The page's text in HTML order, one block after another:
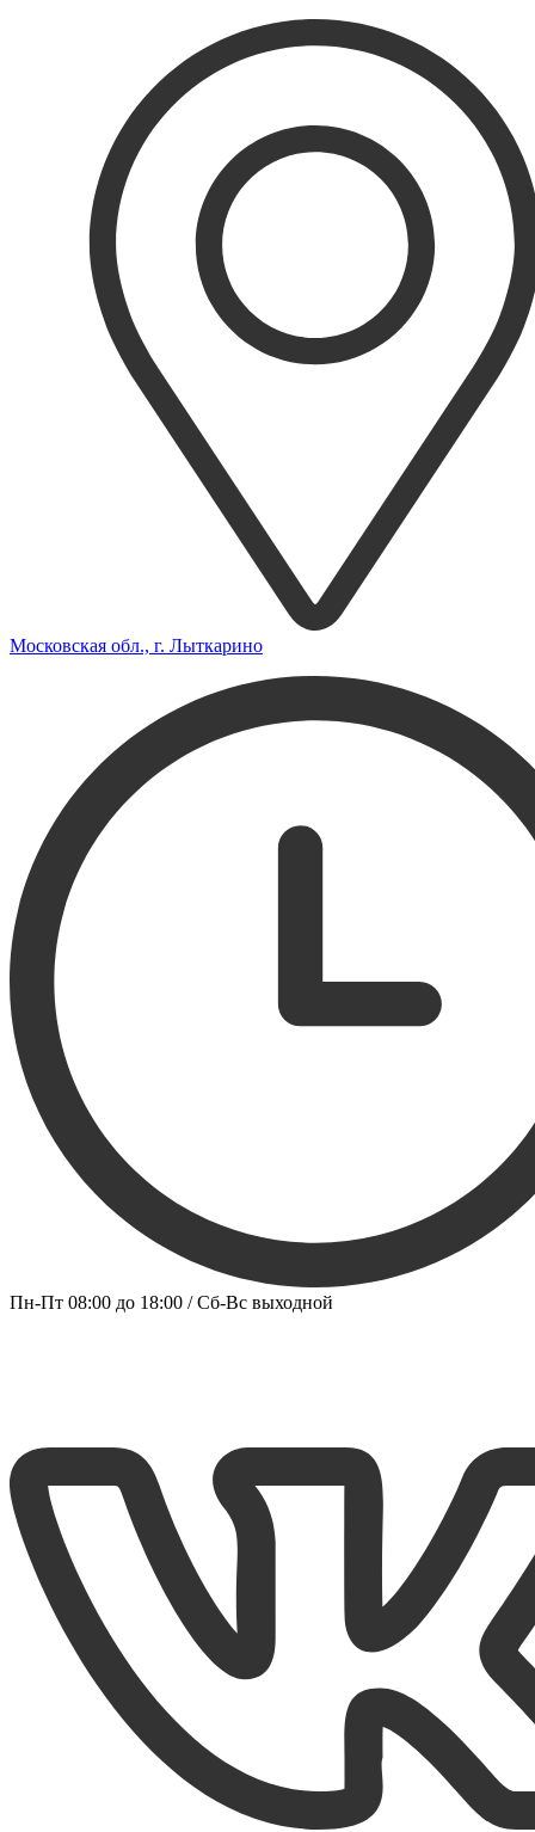
Московская обл., г. Лыткарино
Пн-Пт 08:00 до 18:00 / Сб-Вс выходной